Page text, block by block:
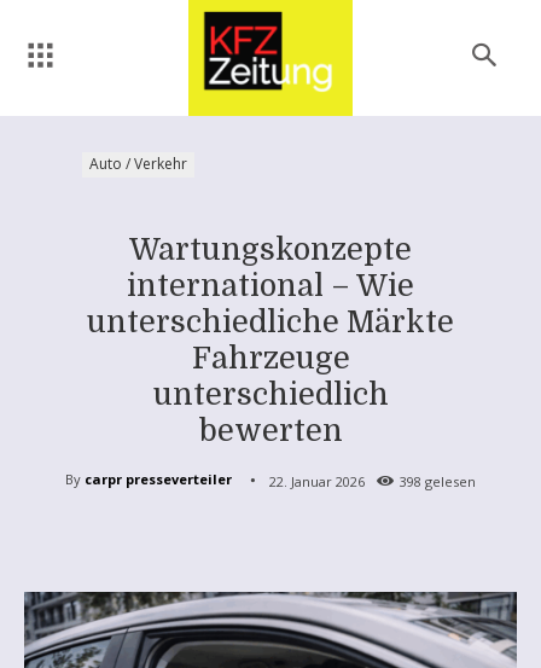
Auto / Verkehr
Wartungskonzepte
international – Wie
unterschiedliche Märkte
Fahrzeuge
unterschiedlich
bewerten
By carpr presseverteiler 22. Januar 2026 398 gelesen